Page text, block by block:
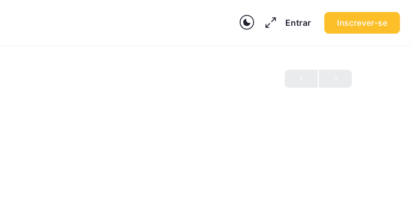
Entrar Inscrever-se